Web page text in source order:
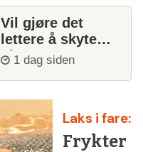
Vil gjøre det
lettere å skyte
ulv1 dag siden
Laks i fare:
Frykter